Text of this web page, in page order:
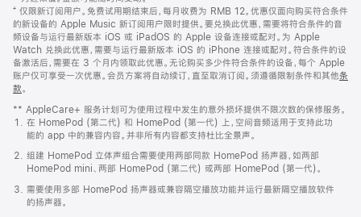
页
页
脚
注
⁺ 仅限新订阅用户。免费试用期结束后，每月收费为 RMB 12。优惠仅面向购买符合条件
的新设备的 Apple Music 新订阅用户限时提供。要兑换此优惠，需要将符合条件的音
频设备与运行最新版本 iOS 或 iPadOS 的 Apple 设备连接或配对。为 Apple
Watch 兑换此优惠，需要与运行最新版本 iOS 的 iPhone 连接或配对。符合条件的设
备激活后，需要在 3 个月内领取此优惠。无论购买多少件符合条件的设备，每个 Apple
账户仅可享受一次优惠。会员方案将自动续订，直至取消订阅。须遵循限制条件和其他条
款。
窗
口
中
打
开)
** AppleCare+ 服务计划可为使用过程中发生的意外损坏提供不限次数的保修服务。
在 HomePod (第二代) 和 HomePod (第一代) 上，空间音频适用于支持此功
能的 app 中的兼容内容。并非所有内容都支持杜比全景声。
组建 HomePod 立体声组合需要使用两部同款 HomePod 扬声器，如两部
HomePod mini、两部 HomePod (第二代) 或两部 HomePod (第一代)。
需要使用多部 HomePod 扬声器或兼容隔空播放功能并运行最新隔空播放软件
的扬声器。